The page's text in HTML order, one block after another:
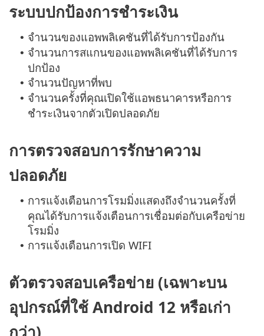
ระบบปกป้องการชำระเงิน
• จำนวนของแอพพลิเคชันที่ได้รับการป้องกัน
• จำนวนการสแกนของแอพพลิเคชันที่ได้รับการ
ปกป้อง
• จำนวนปัญหาที่พบ
• จำนวนครั้งที่คุณเปิดใช้แอพธนาคารหรือการ
ชำระเงินจากตัวเปิดปลอดภัย
การตรวจสอบการรักษาความ
ปลอดภัย
• การแจ้งเตือนการโรมมิ่งแสดงถึงจำนวนครั้งที่
คุณได้รับการแจ้งเตือนการเชื่อมต่อกับเครือข่าย
โรมมิ่ง
• การแจ้งเตือนการเปิด WIFI
ตัวตรวจสอบเครือข่าย (เฉพาะบน
อุปกรณ์ที่ใช้ Android 12 หรือเก่า